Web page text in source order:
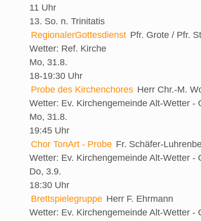
11 Uhr
13. So. n. Trinitatis
RegionalerGottesdienst Pfr. Grote / Pfr.
Wetter: Ref. Kirche
Mo, 31.8.
18-19:30 Uhr
Probe des Kirchenchores Herr Chr.-M.
Wetter: Ev. Kirchengemeinde Alt-Wetter -
Mo, 31.8.
19:45 Uhr
Chor TonArt - Probe Fr. Schäfer-
Wetter: Ev. Kirchengemeinde Alt-Wetter -
Do, 3.9.
18:30 Uhr
Brettspielegruppe Herr F. Ehrmann
Wetter: Ev. Kirchengemeinde Alt-Wetter -